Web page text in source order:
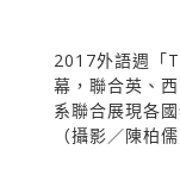
2017外語週「
幕，聯合英、
系聯合展現各
（攝影／陳柏儒